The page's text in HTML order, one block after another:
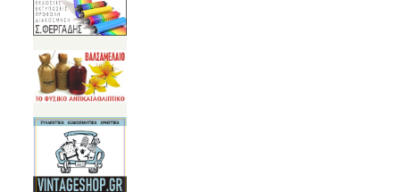
Νιφάδες
από σιτάρι
Ζέας
ολικής bio